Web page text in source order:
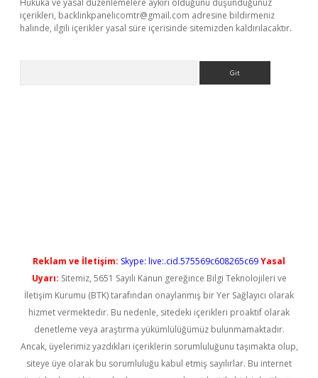
Hukuka ve yasal düzenlemelere aykırı olduğunu düşündüğünüz
içerikleri, backlinkpanelicomtr@gmail.com adresine bildirmeniz
halinde, ilgili içerikler yasal süre içerisinde sitemizden kaldırılacaktır.
Reklam ve İletişim: Skype: live:.cid.575569c608265c69Yasal
Uyarı: Sitemiz, 5651 Sayılı Kanun gereğince Bilgi Teknolojileri ve
İletişim Kurumu (BTK) tarafından onaylanmış bir Yer Sağlayıcı olarak
hizmet vermektedir. Bu nedenle, sitedeki içerikleri proaktif olarak
denetleme veya araştırma yükümlülüğümüz bulunmamaktadır.
Ancak, üyelerimiz yazdıkları içeriklerin sorumluluğunu taşımakta olup,
siteye üye olarak bu sorumluluğu kabul etmiş sayılırlar. Bu internet